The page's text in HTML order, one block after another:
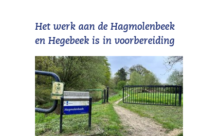
Het werk aan de Hagmolenbeek
en Hegebeek is in voorbereiding